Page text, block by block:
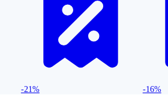
-21% -16%